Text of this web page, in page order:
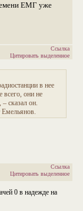
ЕМГ уже
Ссылка
Цитировать выделенное
в нее
всего, они не
сказал он.
Емельянов.
Ссылка
Цитировать выделенное
0 в надежде на